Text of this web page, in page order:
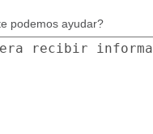
podemos ayudar?